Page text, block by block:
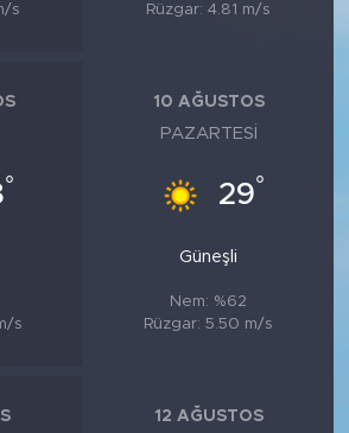
s
Rüzgar: 4.81 m/s
°
s
10 AĞUSTOS
PAZARTESI
29°
Güneşli
Nem: %62
Rüzgar: 5.50 m/s
12 AĞUSTOS